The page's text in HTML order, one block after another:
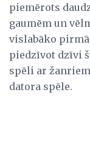
piemērots
gaumēm un
vislabāko
piedzīvot dzīvi
spēli ar
datora spēle.